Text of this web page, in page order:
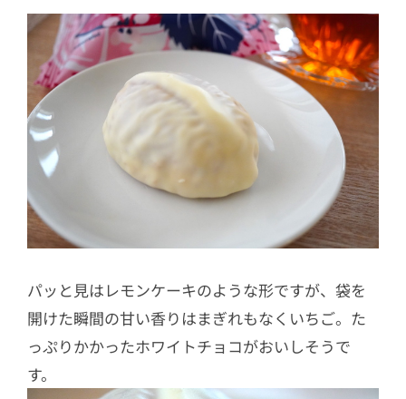
パッと見はレモンケーキのような形ですが、袋を
開けた瞬間の甘い香りはまぎれもなくいちご。た
っぷりかかったホワイトチョコがおいしそうで
す。